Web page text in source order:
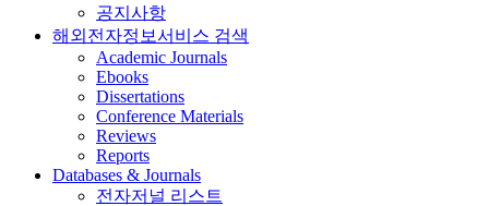
공지사항
해외전자정보서비스 검색
Academic Journals
Ebooks
Dissertations
Conference Materials
Reviews
Reports
Databases & Journals
전자저널 리스트